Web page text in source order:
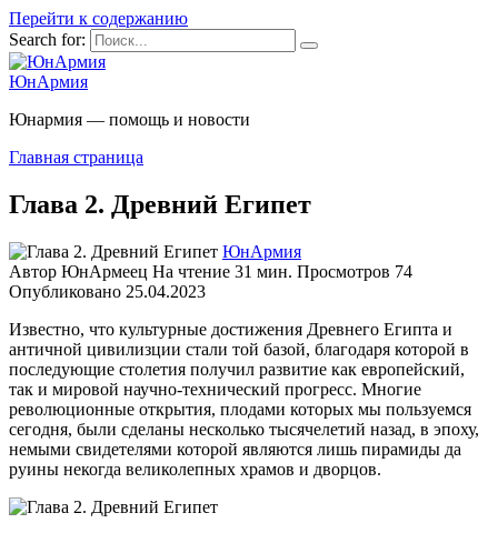
Перейти к содержанию
Search for:
ЮнАрмия
Юнармия — помощь и новости
Главная страница
Глава 2. Древний Египет
ЮнАрмия
Автор ЮнАрмеец На чтение 31 мин. Просмотров 74
Опубликовано 25.04.2023
Известно, что культурные достижения Древнего Египта и
античной цивилизции стали той базой, благодаря которой в
последующие столетия получил развитие как европейский,
так и мировой научно-технический прогресс. Многие
революционные открытия, плодами которых мы пользуемся
сегодня, были сделаны несколько тысячелетий назад, в эпоху,
немыми свидетелями которой являются лишь пирамиды да
руины некогда великолепных храмов и дворцов.